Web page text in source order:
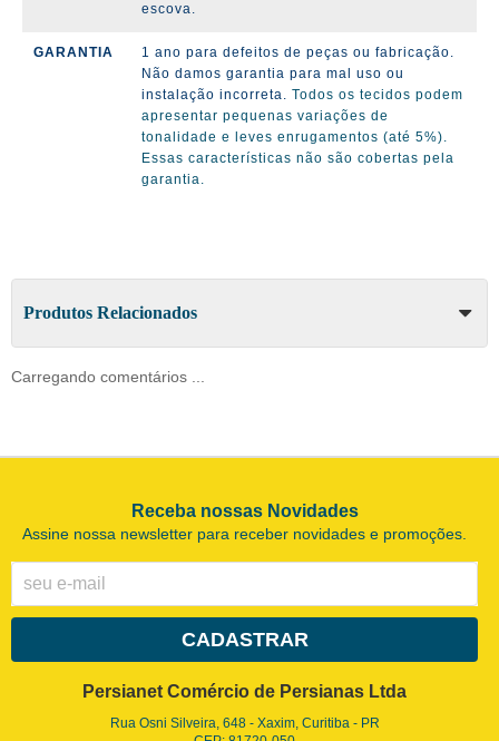
escova.
GARANTIA
1 ano para defeitos de peças ou fabricação.
Não damos garantia para mal uso ou
instalação incorreta. Todos os tecidos podem
apresentar pequenas variações de
tonalidade e leves enrugamentos (até 5%).
Essas características não são cobertas pela
garantia.
Produtos Relacionados
Carregando comentários ...
Receba nossas Novidades
Assine nossa newsletter para receber novidades e promoções.
CADASTRAR
Persianet Comércio de Persianas Ltda
Rua Osni Silveira, 648- Xaxim, Curitiba- PR